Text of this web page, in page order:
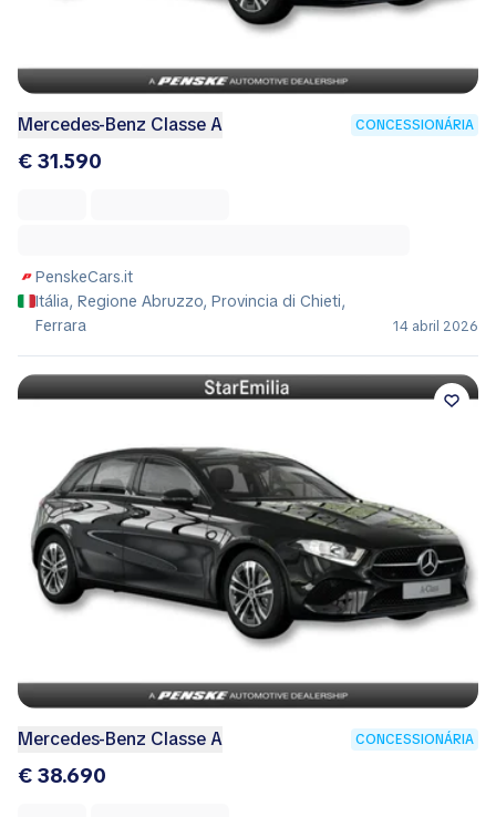
Mercedes-Benz Classe A CONCESSIONÁRIA
€ 31.590
PenskeCars.it
Itália, Regione Abruzzo, Provincia di Chieti,
Ferrara
14 abril 2026
Mercedes-Benz Classe A CONCESSIONÁRIA
€ 38.690